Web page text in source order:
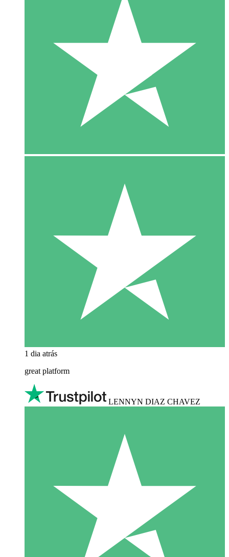
1 dia atrás
great platform
LENNYN DIAZ CHAVEZ